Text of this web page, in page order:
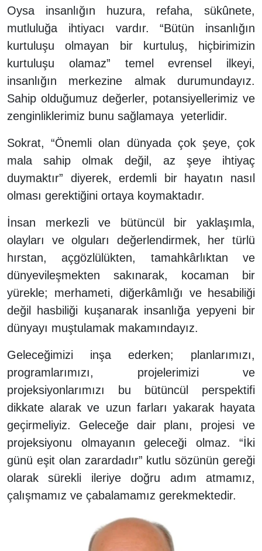
Oysa insanlığın huzura, refaha, sükûnete,
mutluluğa ihtiyacı vardır. “Bütün insanlığın
kurtuluşu olmayan bir kurtuluş, hiçbirimizin
kurtuluşu olamaz” temel evrensel ilkeyi,
insanlığın merkezine almak durumundayız.
Sahip olduğumuz değerler, potansiyellerimiz ve
zenginliklerimiz bunu sağlamaya yeterlidir.
Sokrat, “Önemli olan dünyada çok şeye, çok
mala sahip olmak değil, az şeye ihtiyaç
duymaktır” diyerek, erdemli bir hayatın nasıl
olması gerektiğini ortaya koymaktadır.
İnsan merkezli ve bütüncül bir yaklaşımla,
olayları ve olguları değerlendirmek, her türlü
hırstan, açgözlülükten, tamahkârlıktan ve
dünyevileşmekten sakınarak, kocaman bir
yürekle; merhameti, diğerkâmlığı ve hesabiliği
değil hasbiliği kuşanarak insanlığa yepyeni bir
dünyayı muştulamak makamındayız.
Geleceğimizi inşa ederken; planlarımızı,
programlarımızı, projelerimizi ve
projeksiyonlarımızı bu bütüncül perspektifi
dikkate alarak ve uzun farları yakarak hayata
geçirmeliyiz. Geleceğe dair planı, projesi ve
projeksiyonu olmayanın geleceği olmaz. “İki
günü eşit olan zarardadır” kutlu sözünün gereği
olarak sürekli ileriye doğru adım atmamız,
çalışmamız ve çabalamamız gerekmektedir.